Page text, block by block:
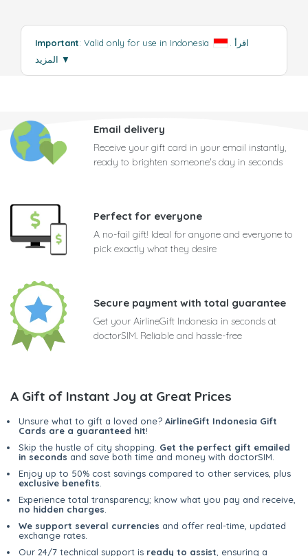
Important: Valid only for use in Indonesia
اقرأ
▼
Email delivery
Receive your gift card in your email instantly,
ready to brighten someone's day in seconds
Perfect for everyone
A no-fail gift! Ideal for anyone and everyone to
pick exactly what they desire
Secure payment with total guarantee
Get your AirlineGift Indonesia in seconds at
doctorSIM. Reliable and hassle-free
A Gift of Instant Joy at Great Prices
Unsure what to gift a loved one? AirlineGift Indonesia Gift
Cards are a guaranteed hit!
Skip the hustle of city shopping. Get the perfect gift emailed
in seconds and save both time and money with doctorSIM.
Enjoy up to 50% cost savings compared to other services, plus
exclusive benefits
Experience total transparency; know what you pay and receive,
no hidden charges
We support several currencies and offer real-time, updated
exchange rates.
Our 24/7 technical support is ready to assist , ensuring a